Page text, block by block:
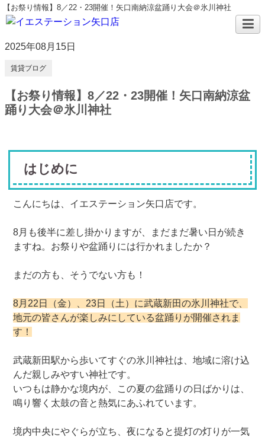
【お祭り情報】8／22・23開催！矢口南納涼盆踊り大会＠氷川神社
2025年08月15日
賃貸ブログ
【お祭り情報】8／22・23開催！矢口南納涼盆
踊り大会＠氷川神社
はじめに
こんにちは、イエステーション矢口店です。
8月も後半に差し掛かりますが、まだまだ暑い日が続き
ますね。お祭りや盆踊りには行かれましたか？
まだの方も、そうでない方も！
8月22日（金）、23日（土）に武蔵新田の氷川神社で、
地元の皆さんが楽しみにしている盆踊りが開催されま
す！
武蔵新田駅から歩いてすぐの氷川神社は、地域に溶け込
んだ親しみやすい神社です。
いつもは静かな境内が、この夏の盆踊りの日ばかりは、
鳴り響く太鼓の音と熱気にあふれています。
境内中央にやぐらが立ち、夜になると提灯の灯りが一気